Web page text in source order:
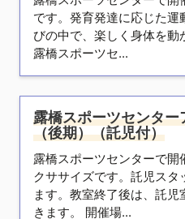
です。発育発達に応じた
びの中で、楽しく身体を
露橋スポーツセ...
露橋スポーツセンタ
（後期）（託児付）
露橋スポーツセンターで
クササイズです。託児ス
ます。教室終了後は、託
きます。 開催場...